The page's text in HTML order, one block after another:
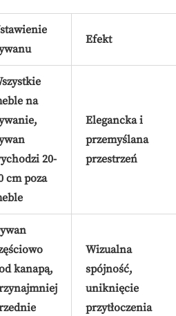
Efekt
na
20-
cm poza
Elegancka i
przemyślana
przestrzeń
kanapą,
Wizualna
spójność,
uniknięcie
przytłoczenia